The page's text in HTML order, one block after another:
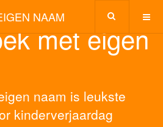
NAAM
met eigen
naam is leukste
kinderverjaardag